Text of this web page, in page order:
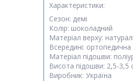
Характеристики:
Сезон: демі
Колір: шоколадний
Матеріал верху:
Всередині: ортопедична
Матеріал підошви:
Висота підошви: 2,5-3,5
Виробник: Україна